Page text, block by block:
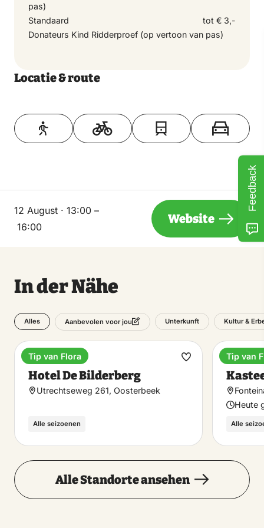
pas)
Standaard
tot € 3,-
Donateurs Kind Ridderproef (op vertoon van pas)
Locatie & route
Toon op kaart
12 August · 13:00 –
16:00
Website
In der Nähe
Alles Aanbevolen voor jou Unterkunft Kultur &
Hotel
Hotel De Bilderberg
Utrechtseweg 261, Oosterbeek
Alle seizoenen
Tip van Flora
Favorit
Heute
Alle
Tip van
Alle Standorte ansehen
Feedback